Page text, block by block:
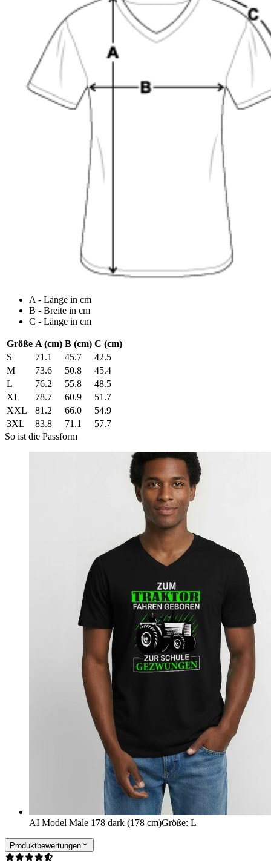
A - Länge in cm
B - Breite in cm
C - Länge in cm
Größe A (cm) B (cm) C (cm)
S
71.1 45.7
42.5
M
73.6 50.8
45.4
L
76.2 55.8
48.5
XL
78.7 60.9
51.7
XXL
81.2 66.0
54.9
3XL
83.8 71.1
57.7
So ist die Passform
AI Model Male 178 dark (178 cm)Größe: L
Produktbewertungen